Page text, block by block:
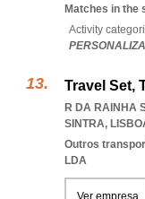
Matches in the
Activity
Travel Set,
R DA RAINHA
SINTRA,
Outros
LDA
Ver empresa